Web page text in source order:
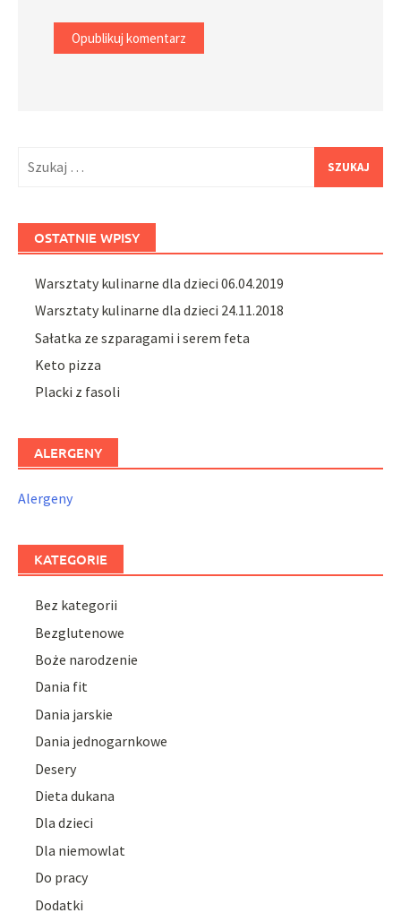
OSTATNIE WPISY
Warsztaty kulinarne dla dzieci 06.04.2019
Warsztaty kulinarne dla dzieci 24.11.2018
Sałatka ze szparagami i serem feta
Keto pizza
Placki z fasoli
ALERGENY
Alergeny
KATEGORIE
Bez kategorii
Bezglutenowe
Boże narodzenie
Dania fit
Dania jarskie
Dania jednogarnkowe
Desery
Dieta dukana
Dla dzieci
Dla niemowlat
Do pracy
Dodatki